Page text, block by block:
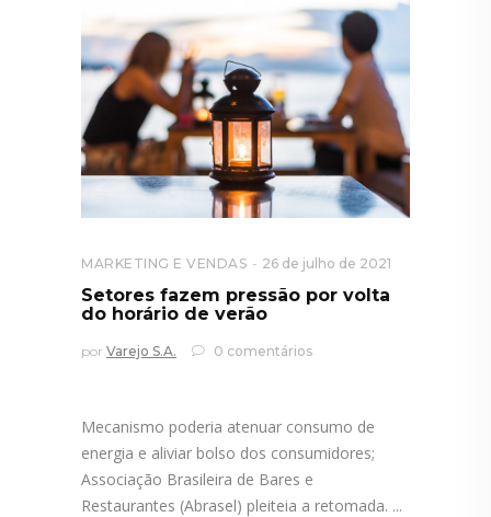
MARKETING E VENDAS 26 de julho de 2021
Setores fazem pressão por volta
do horário de verão
por Varejo S.A. 0 comentários
Mecanismo poderia atenuar consumo de
energia e aliviar bolso dos consumidores;
Associação Brasileira de Bares e
Restaurantes (Abrasel) pleiteia a retomada.